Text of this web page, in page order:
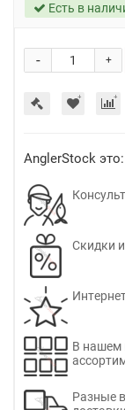
Есть в
+
-
AnglerStock это:
Скидки
В нашем
Разные